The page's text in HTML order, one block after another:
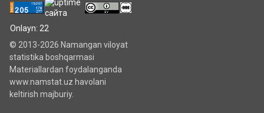
Onlayn: 22
© 2013-2026 Namangan viloyat
statistika boshqarmasi
Materiallardan foydalanganda
www.namstat.uz havolani
keltirish majburiy.